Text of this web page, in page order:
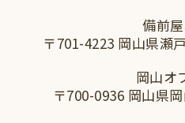
備前
〒701-4223 岡山県瀬
岡山オ
〒700-0936 岡山県